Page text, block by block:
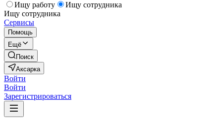
Ищу работу
Ищу сотрудника
Ищу сотрудника
Сервисы
Помощь
Ещё
Поиск
Аксарка
Войти
Войти
Зарегистрироваться